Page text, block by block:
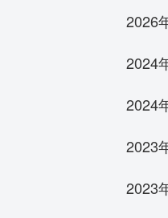
2026
2024
2024
2023
2023